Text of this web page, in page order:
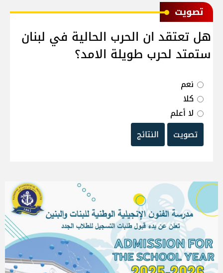
ﺗﺼﻮﻳﺖ
هل تعتقد ان الحرب الحالية في لبنان
ستمتد لحرب طويلة الامد؟
نعم
كلا
لا أعلم
تصويت
النتائج